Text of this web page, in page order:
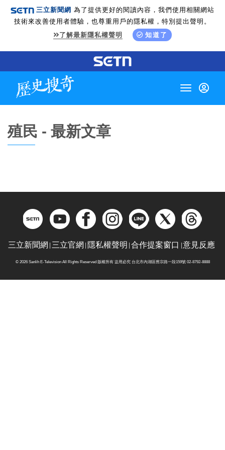
三立新聞網 為了提供更好的閱讀內容，我們使用相關網站
技術來改善使用者體驗，也尊重用戶的隱私權，特別提出聲明。
了解最新隱私權聲明
知道了
Toggle
殖民 - 最新文章
三立新聞網 三立官網 隱私權聲明 合作提案窗口 意見反應
© 2026 Sanlih E-Television All Rights Reserved 版權所有 盜用必究 台北市內湖區舊宗路一段159號 02-8792-8888